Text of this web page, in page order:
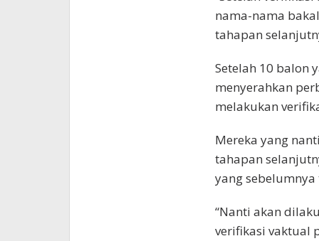
nama-nama
tahapan
Setelah 10 balon
menyerahkan
melakukan
Mereka yang
tahapan
yang
“Nanti akan
verifikasi vaktual